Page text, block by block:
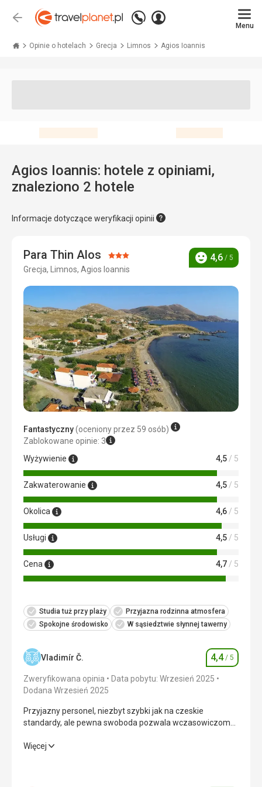
Wstecz
Zadzwoń
+48 71 771 76 55
Zaloguj
Menu
Opinie o hotelach Grecja Limnos Agios Ioannis
Agios Ioannis: hotele z opiniami,
znaleziono 2 hotele
Informacje dotyczące weryfikacji opinii
Para Thin Alos Ocena:
3/5
Grecja, Limnos, Agios Ioannis
Ocena
4,6 / 5
Fantastyczny(oceniony przez 59 osób)
Zablokowane opinie: 3
Wyżywienie
4,5 / 5
Zakwaterowanie 4,5 / 5
Okolica 4,6 / 5
Usługi 4,5 / 5
Cena 4,7 / 5
Studia tuż przy plaży
Przyjazna rodzinna atmosfera
Spokojne środowisko
W sąsiedztwie słynnej tawerny
Vladimír Č. Ocena
4,4/ 5
Zweryfikowana opinia
Data pobytu: Wrzesień 2025
Dodana Wrzesień 2025
Przyjazny personel, niezbyt szybki jak na czeskie
standardy, ale pewna swoboda pozwala wczasowiczom
centymetry czy punkty, ale przede wszystkim odpoczynek
Przyjazny personel, niezbyt szybki jak na czeskie
Więcej